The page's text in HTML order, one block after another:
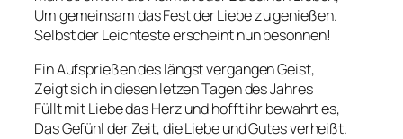
Um gemeinsam das Fest der Liebe zu genießen.
Selbst der Leichteste erscheint nun besonnen!
Ein Aufsprießen des längst vergangen Geist,
Zeigt sich in diesen letzen Tagen des Jahres
Füllt mit Liebe das Herz und hofft ihr bewahrt es,
Das Gefühl der Zeit, die Liebe und Gutes verheißt.